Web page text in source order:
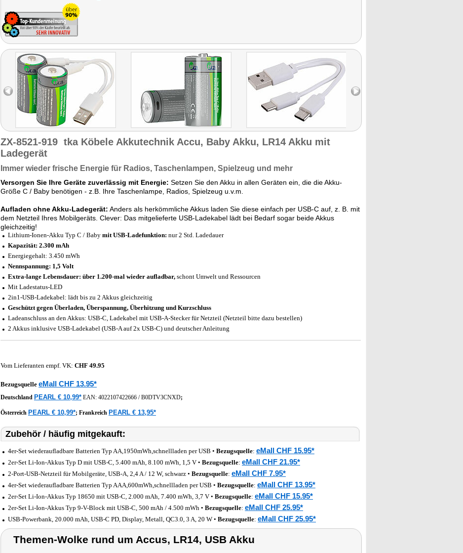
ZX-8521-919 tka Köbele Akkutechnik Accu, Baby Akku, LR14 Akku mit
Ladegerät
Immer wieder frische Energie für Radios, Taschenlampen, Spielzeug und mehr
Versorgen Sie Ihre Geräte zuverlässig mit Energie: Setzen Sie den Akku in allen Geräten ein, die die Akku-
Größe C / Baby benötigen - z.B. Ihre Taschenlampe, Radios, Spielzeug u.v.m.
Aufladen ohne Akku-Ladegerät: Anders als herkömmliche Akkus laden Sie diese einfach per USB-C auf, z. B. mit
dem Netzteil Ihres Mobilgeräts. Clever: Das mitgelieferte USB-Ladekabel lädt bei Bedarf sogar beide Akkus
gleichzeitig!
Lithium-Ionen-Akku Typ C / Baby mit USB-Ladefunktion: nur 2 Std. Ladedauer
Kapazität: 2.300 mAh
Energiegehalt: 3.450 mWh
Nennspannung: 1,5 Volt
Extra-lange Lebensdauer: über 1.200-mal wieder aufladbar, schont Umwelt und Ressourcen
Mit Ladestatus-LED
2in1-USB-Ladekabel: lädt bis zu 2 Akkus gleichzeitig
Geschützt gegen Überladen, Überspannung, Überhitzung und Kurzschluss
Ladeanschluss an den Akkus: USB-C, Ladekabel mit USB-A-Stecker für Netzteil (Netzteil bitte dazu bestellen)
2 Akkus inklusive USB-Ladekabel (USB-A auf 2x USB-C) und deutscher Anleitung
Vom Lieferanten empf. VK: CHF 49.95
Bezugsquelle eMall CHF 13.95*
Deutschland PEARL € 10,99* EAN: 4022107422666 /B0DTV3CNXD;
Österreich PEARL € 10,99*; Frankreich PEARL € 13,95*
Zubehör / häufig mitgekauft:
4er-Set wiederaufladbare Batterien Typ AA,1950mWh,schnellladen per USB • Bezugsquelle: eMall CHF 15.95*
2er-Set Li-Ion-Akkus Typ D mit USB-C, 5.400 mAh, 8.100 mWh, 1,5 V • Bezugsquelle: eMall CHF 21.95*
2-Port-USB-Netzteil für Mobilgeräte, USB-A, 2,4 A / 12 W, schwarz • Bezugsquelle: eMall CHF 7.95*
4er-Set wiederaufladbare Batterien Typ AAA,600mWh,schnellladen per USB • Bezugsquelle: eMall CHF 13.95*
2er-Set Li-Ion-Akkus Typ 18650 mit USB-C, 2.000 mAh, 7.400 mWh, 3,7 V • Bezugsquelle: eMall CHF 15.95*
2er-Set Li-Ion-Akkus Typ 9-V-Block mit USB-C, 500 mAh / 4.500 mWh • Bezugsquelle: eMall CHF 25.95*
USB-Powerbank, 20.000 mAh, USB-C PD, Display, Metall, QC3.0, 3 A, 20 W • Bezugsquelle: eMall CHF 25.95*
Themen-Wolke rund um Accus, LR14, USB Akku